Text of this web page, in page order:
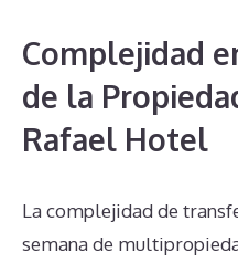
Complejidad
de la
Rafael Hotel
La complejidad de
semana de